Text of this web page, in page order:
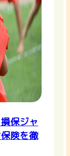
保ジャ
険を徹